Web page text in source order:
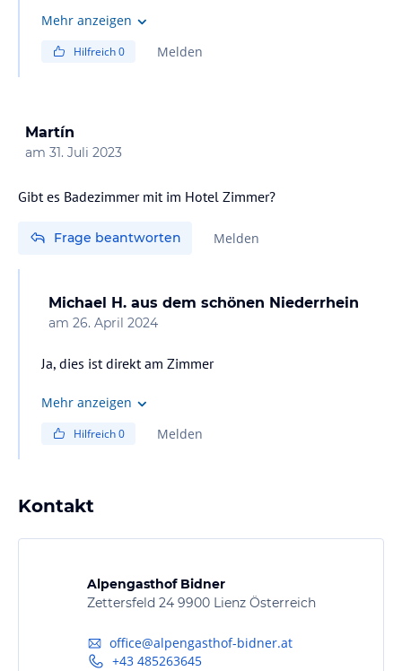
Mehr anzeigen
Hilfreich0 Melden
Martín
am 31. Juli 2023
Gibt es Badezimmer mit im Hotel Zimmer?
Frage beantworten Melden
Michael H. aus dem schönen Niederrhein
am 26. April 2024
Ja, dies ist direkt am Zimmer
Mehr anzeigen
Hilfreich0 Melden
Kontakt
Alpengasthof Bidner
Zettersfeld 24 9900 Lienz Österreich
office@alpengasthof-bidner.at
+43 485263645